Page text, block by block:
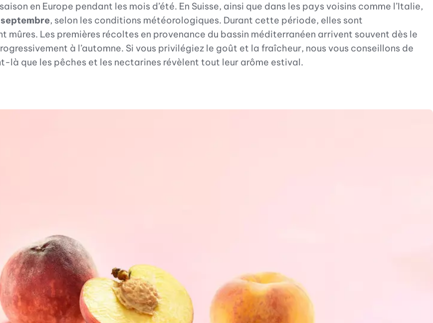
en Europe pendant les mois d’été. En Suisse, ainsi que dans les pays voisins comme l’Italie,
, selon les conditions météorologiques. Durant cette période, elles sont
Les premières récoltes en provenance du bassin méditerranéen arrivent souvent dès le
à l’automne. Si vous privilégiez le goût et la fraîcheur, nous vous conseillons de
là que les pêches et les nectarines révèlent tout leur arôme estival.